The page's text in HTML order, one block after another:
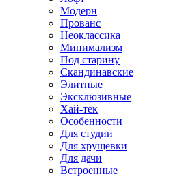
Модерн
Прованс
Неоклассика
Минимализм
Под старину
Скандинавские
Элитные
Эксклюзивные
Хай-тек
Особенности
Для студии
Для хрущевки
Для дачи
Встроенные